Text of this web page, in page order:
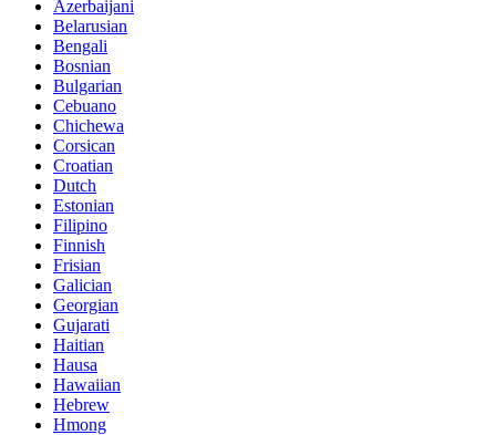
Azerbaijani
Belarusian
Bengali
Bosnian
Bulgarian
Cebuano
Chichewa
Corsican
Croatian
Dutch
Estonian
Filipino
Finnish
Frisian
Galician
Georgian
Gujarati
Haitian
Hausa
Hawaiian
Hebrew
Hmong